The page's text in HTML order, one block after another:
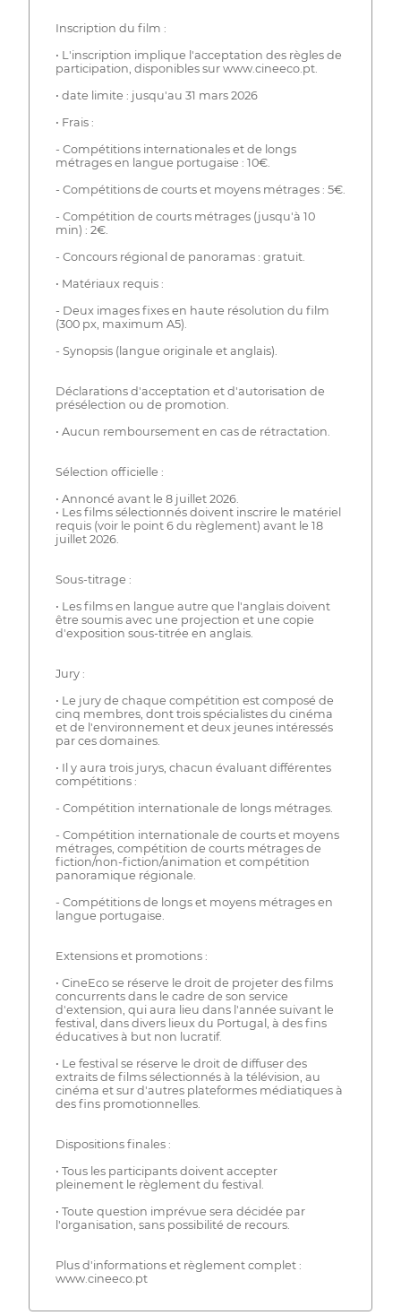
Inscription du film :
• L'inscription implique l'acceptation des règles de
participation, disponibles sur www.cineeco.pt.
• date limite : jusqu'au 31 mars 2026
• Frais :
- Compétitions internationales et de longs
métrages en langue portugaise : 10€.
- Compétitions de courts et moyens métrages : 5€.
- Compétition de courts métrages (jusqu'à 10
min) : 2€.
- Concours régional de panoramas : gratuit.
• Matériaux requis :
- Deux images fixes en haute résolution du film
(300 px, maximum A5).
- Synopsis (langue originale et anglais).
Déclarations d'acceptation et d'autorisation de
présélection ou de promotion.
• Aucun remboursement en cas de rétractation.
Sélection officielle :
• Annoncé avant le 8 juillet 2026.
• Les films sélectionnés doivent inscrire le matériel
requis (voir le point 6 du règlement) avant le 18
juillet 2026.
Sous-titrage :
• Les films en langue autre que l'anglais doivent
être soumis avec une projection et une copie
d'exposition sous-titrée en anglais.
Jury :
• Le jury de chaque compétition est composé de
cinq membres, dont trois spécialistes du cinéma
et de l'environnement et deux jeunes intéressés
par ces domaines.
• Il y aura trois jurys, chacun évaluant différentes
compétitions :
- Compétition internationale de longs métrages.
- Compétition internationale de courts et moyens
métrages, compétition de courts métrages de
fiction/non-fiction/animation et compétition
panoramique régionale.
- Compétitions de longs et moyens métrages en
langue portugaise.
Extensions et promotions :
• CineEco se réserve le droit de projeter des films
concurrents dans le cadre de son service
d'extension, qui aura lieu dans l'année suivant le
festival, dans divers lieux du Portugal, à des fins
éducatives à but non lucratif.
• Le festival se réserve le droit de diffuser des
extraits de films sélectionnés à la télévision, au
cinéma et sur d'autres plateformes médiatiques à
des fins promotionnelles.
Dispositions finales :
• Tous les participants doivent accepter
pleinement le règlement du festival.
• Toute question imprévue sera décidée par
l'organisation, sans possibilité de recours.
Plus d'informations et règlement complet :
www.cineeco.pt